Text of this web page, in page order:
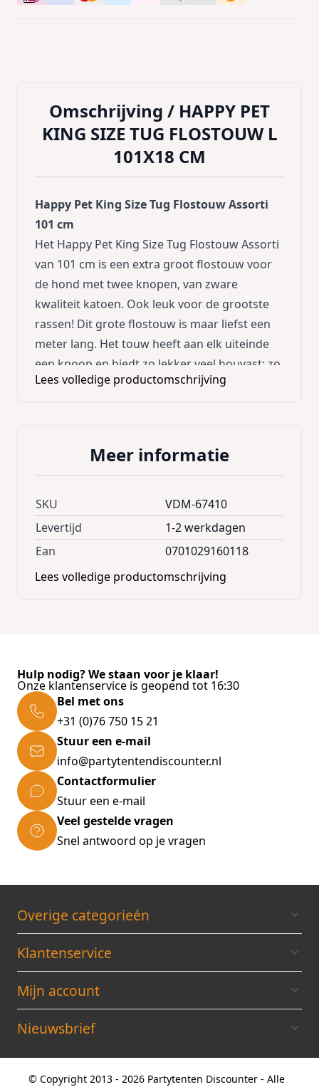
Omschrijving / HAPPY PET
KING SIZE TUG FLOSTOUW L
101X18 CM
Happy Pet King Size Tug Flostouw Assorti
101 cm
Het Happy Pet King Size Tug Flostouw Assorti
van 101 cm is een extra groot flostouw voor
de hond met twee knopen, van zware
kwaliteit katoen. Ook leuk voor de grootste
rassen! Dit grote flostouw is maar liefst een
meter lang. Het touw heeft aan elk uiteinde
een knoop en biedt zo lekker veel houvast: zo
kun je ook samen met jouw hond met het
verzorgen: wrijving van het materiaal langs de
verminderen en het gebit gezond te houden.
Let op: wordt assorti geleverd! Geen
kleurkeuze mogelijk.
- Helpt het gebit te verzorgen en tandplak te
verminderen
- Wordt assorti geleverd
Lengte: 101 cm
Lees volledige productomschrijving
Meer informatie
SKU
VDM-67410
Levertijd
1-2 werkdagen
Ean
0701029160118
Lees volledige productomschrijving
Hulp nodig? We staan voor je klaar!
Onze klantenservice is geopend tot 16:30
Bel met ons
+31 (0)76 750 15 21
Stuur een e-mail
info@partytentendiscounter.nl
Contactformulier
Stuur een e-mail
Veel gestelde vragen
Snel antwoord op je vragen
Overige categorieén
Klantenservice
Mijn account
Nieuwsbrief
© Copyright 2013 - 2026 Partytenten Discounter - Alle